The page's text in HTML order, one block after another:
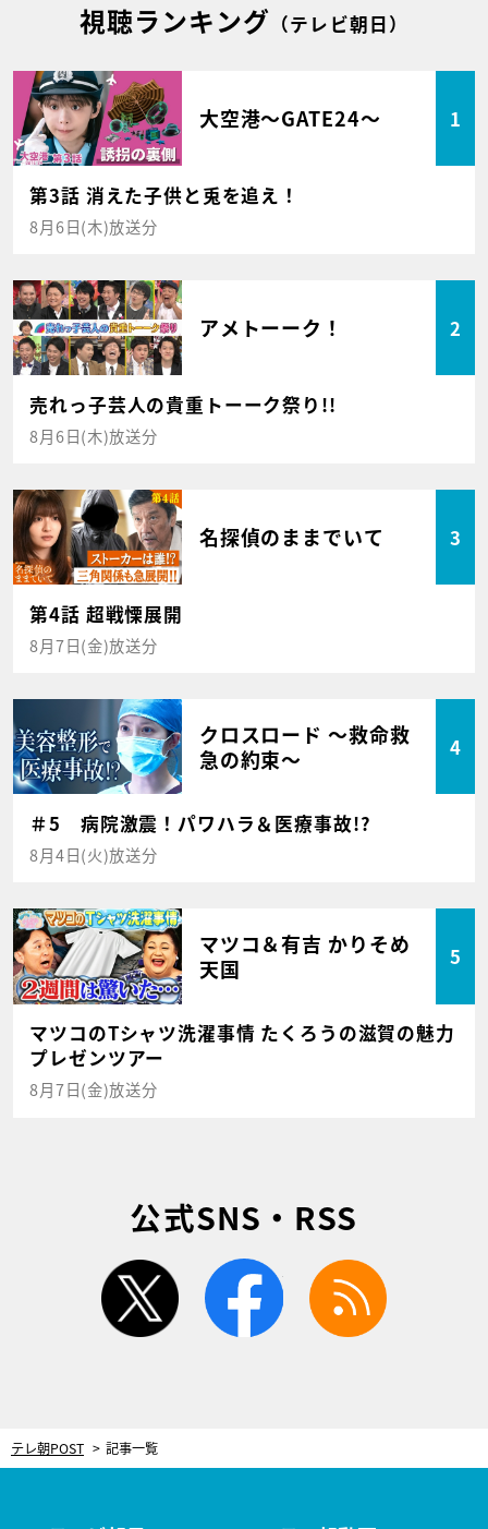
視聴ランキング （テレビ朝日）
大空港～GATE24～ 1
第3話 消えた子供と兎を追え！
8月6日(木)放送分
アメトーーク！ 2
売れっ子芸人の貴重トーーク祭り!!
8月6日(木)放送分
名探偵のままでいて 3
第4話 超戦慄展開
8月7日(金)放送分
クロスロード ～救命救
急の約束～
4
＃5 病院激震！パワハラ＆医療事故!?
8月4日(火)放送分
マツコ＆有吉 かりそめ
天国
5
マツコのTシャツ洗濯事情 たくろうの滋賀の魅力
プレゼンツアー
8月7日(金)放送分
公式SNS・RSS
twitter facebook
テレ朝POST 記事一覧